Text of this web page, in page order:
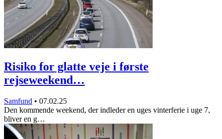
Risiko for glatte veje i første
rejseweekend…
Samfund • 07.02.25
Den kommende weekend, der indleder en uges vinterferie i uge 7,
bliver en g…